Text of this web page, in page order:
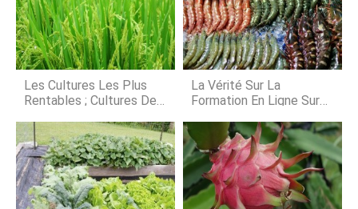
voudrez absolument plus les acheter
sur le marché, plutô
a été une force motrice de la
civilisation humaine. Retracer
lagriculture dautrefois a amené à
labandon du nomadisme pour la
construction de villages. Laction qui
représente la frontière entre
« chasseurs »
Les Cultures Les Plus
Rentables ; Cultures De
Inde
La Vérité Sur La
Formation En Ligne Sur